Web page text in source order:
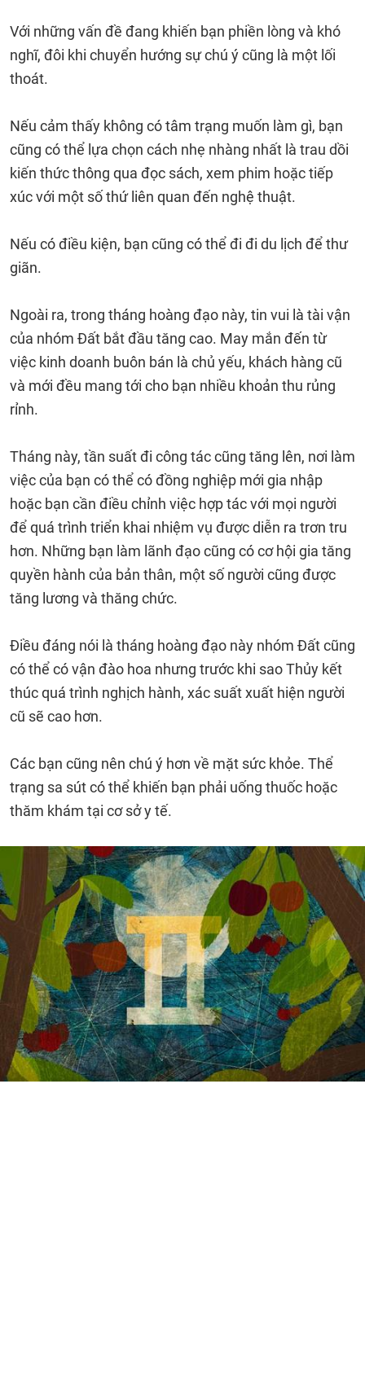
Với những vấn đề đang khiến bạn phiền lòng và khó
nghĩ, đôi khi chuyển hướng sự chú ý cũng là một lối
thoát.
Nếu cảm thấy không có tâm trạng muốn làm gì, bạn
cũng có thể lựa chọn cách nhẹ nhàng nhất là trau dồi
kiến thức thông qua đọc sách, xem phim hoặc tiếp
xúc với một số thứ liên quan đến nghệ thuật.
Nếu có điều kiện, bạn cũng có thể đi đi du lịch để thư
giãn.
Ngoài ra, trong tháng hoàng đạo này, tin vui là tài vận
của nhóm Đất bắt đầu tăng cao. May mắn đến từ
việc kinh doanh buôn bán là chủ yếu, khách hàng cũ
và mới đều mang tới cho bạn nhiều khoản thu rủng
rỉnh.
Tháng này, tần suất đi công tác cũng tăng lên, nơi làm
việc của bạn có thể có đồng nghiệp mới gia nhập
hoặc bạn cần điều chỉnh việc hợp tác với mọi người
để quá trình triển khai nhiệm vụ được diễn ra trơn tru
hơn. Những bạn làm lãnh đạo cũng có cơ hội gia tăng
quyền hành của bản thân, một số người cũng được
tăng lương và thăng chức.
Điều đáng nói là tháng hoàng đạo này nhóm Đất cũng
có thể có vận đào hoa nhưng trước khi sao Thủy kết
thúc quá trình nghịch hành, xác suất xuất hiện người
cũ sẽ cao hơn.
Các bạn cũng nên chú ý hơn về mặt sức khỏe. Thể
trạng sa sút có thể khiến bạn phải uống thuốc hoặc
thăm khám tại cơ sở y tế.